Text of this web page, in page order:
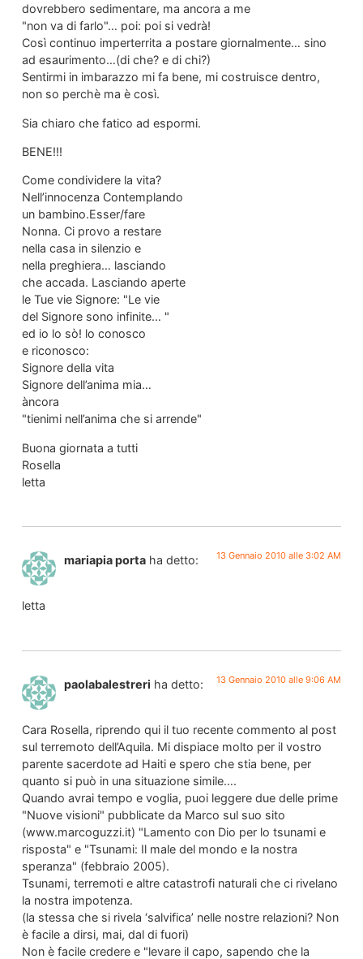
dovrebbero sedimentare, ma ancora a me
"non va di farlo"… poi: poi si vedrà!
Così continuo imperterrita a postare giornalmente… sino
ad esaurimento…(di che? e di chi?)
Sentirmi in imbarazzo mi fa bene, mi costruisce dentro,
non so perchè ma è così.
Sia chiaro che fatico ad espormi.
BENE!!!
Come condividere la vita?
Nell’innocenza Contemplando
un bambino.Esser/fare
Nonna. Ci provo a restare
nella casa in silenzio e
nella preghiera… lasciando
che accada. Lasciando aperte
le Tue vie Signore: "Le vie
del Signore sono infinite… "
ed io lo sò! lo conosco
e riconosco:
Signore della vita
Signore dell’anima mia…
àncora
"tienimi nell’anima che si arrende"
Buona giornata a tutti
Rosella
letta
mariapia porta ha detto: 13 Gennaio 2010 alle 3:02 AM
letta
paolabalestreri ha detto: 13 Gennaio 2010 alle 9:06 AM
Cara Rosella, riprendo qui il tuo recente commento al post
sul terremoto dell’Aquila. Mi dispiace molto per il vostro
parente sacerdote ad Haiti e spero che stia bene, per
quanto si può in una situazione simile….
Quando avrai tempo e voglia, puoi leggere due delle prime
"Nuove visioni" pubblicate da Marco sul suo sito
(www.marcoguzzi.it) "Lamento con Dio per lo tsunami e
risposta" e "Tsunami: Il male del mondo e la nostra
speranza" (febbraio 2005).
Tsunami, terremoti e altre catastrofi naturali che ci rivelano
la nostra impotenza.
(la stessa che si rivela ‘salvifica’ nelle nostre relazioni? Non
è facile a dirsi, mai, dal di fuori)
Non è facile credere e "levare il capo, sapendo che la